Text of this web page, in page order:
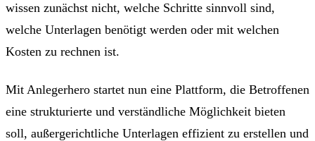
wissen zunächst nicht, welche Schritte sinnvoll sind,
welche Unterlagen benötigt werden oder mit welchen
Kosten zu rechnen ist.
Mit Anlegerhero startet nun eine Plattform, die Betroffenen
eine strukturierte und verständliche Möglichkeit bieten
soll, außergerichtliche Unterlagen effizient zu erstellen und